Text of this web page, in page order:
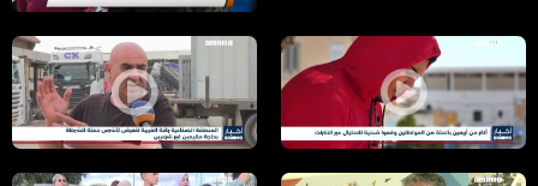
أخبار مساواة : أكثر من أربعين بالمئة من المواطنين وقعوا ضحية للاحتيال عبر
أخبار مساواة: المنطقة